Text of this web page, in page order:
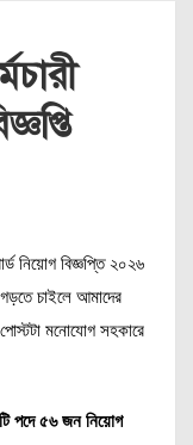
নিয়োগ বিজ্ঞপ্তি ২০২৬
চাইলে আমাদের
পোস্টটা মনোযোগ সহকারে
টি পদে ৫৬ জন নিয়োগ